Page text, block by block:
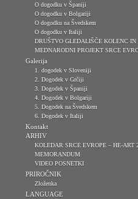
O dogodku v Španiji
O dogodku v Bolgariji
O dogodku na Švedskem
O dogodku v Italiji
DRUŠTVO GLEDALIŠČE KOLENC IN
MEDNARODNI PROJEKT SRCE
Galerija
1. dogodek v Sloveniji
2. Dogodek v Grčiji
3. Dogodek v Španiji
4. Dogodek v Bolgariji
5. Dogodek na Švedskem
6. Dogodek v Italiji
Kontakt
ARHIV
KOLEDAR SRCE EVROPE – HE-ART
MEMORANDUM
VIDEO POSNETKI
PRIROČNIK
Zloženka
LANGUAGE